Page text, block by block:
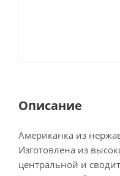
Описание
Американка из
Изготовлена из
центральной и